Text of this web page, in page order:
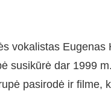
vokalistas Eugenas
susikūrė dar 1999
pasirodė ir filme,